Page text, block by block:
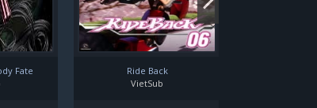
Fate
Ride Back
VietSub